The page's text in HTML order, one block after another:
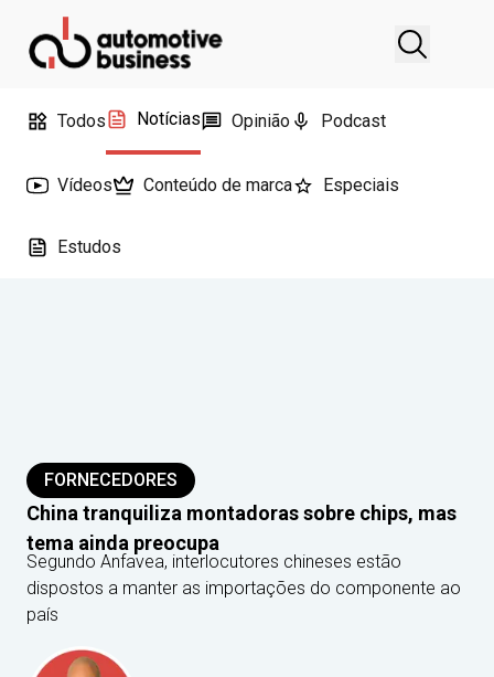
Todos Notícias Opinião Podcast
Vídeos Conteúdo de marca Especiais
Estudos
FORNECEDORES
China tranquiliza montadoras sobre chips, mas
tema ainda preocupa
Segundo Anfavea, interlocutores chineses estão
dispostos a manter as importações do componente ao
país